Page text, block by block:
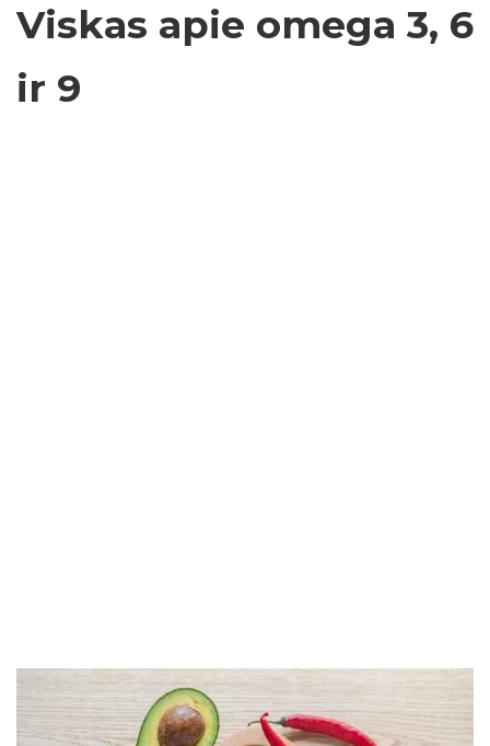
Viskas apie omega 3, 6
ir 9